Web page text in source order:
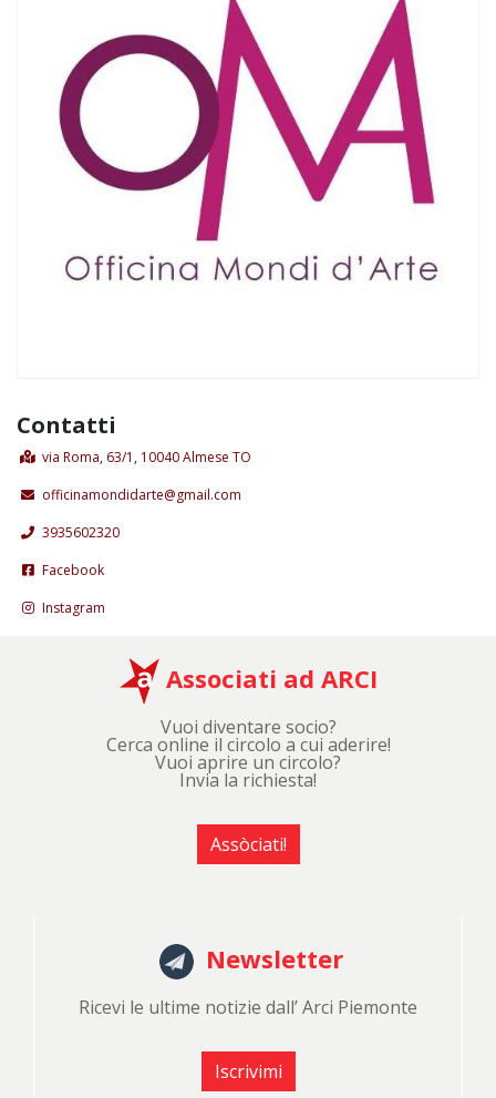
Contatti
via Roma, 63/1, 10040 Almese TO
officinamondidarte@gmail.com
3935602320
Facebook
Instagram
Associati ad ARCI
Vuoi diventare socio?
Cerca online il circolo a cui aderire!
Vuoi aprire un circolo?
Invia la richiesta!
Assòciati!
Newsletter
Ricevi le ultime notizie dall’ Arci Piemonte
Iscrivimi